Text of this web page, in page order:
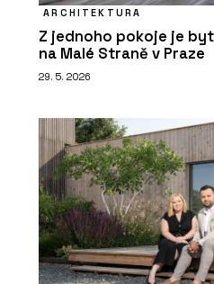
ARCHITEKTURA
Z jednoho pokoje je
na Malé Straně v Praze
29. 5. 2026